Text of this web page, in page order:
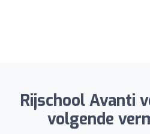
Rijschool Avanti
volgende